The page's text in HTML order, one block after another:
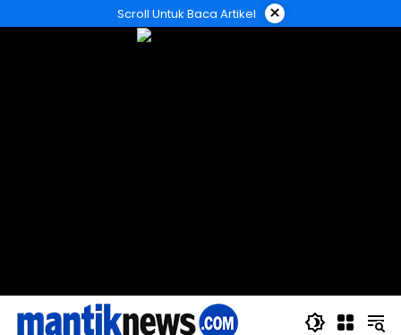
ke
Scroll Untuk Baca Artikel ×